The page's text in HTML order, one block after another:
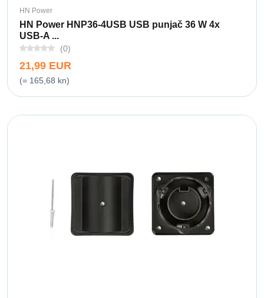
HN Power
HN Power HNP36-4USB USB punjač 36 W 4x
USB-A ...
(0)
21,99 EUR
(= 165,68 kn)